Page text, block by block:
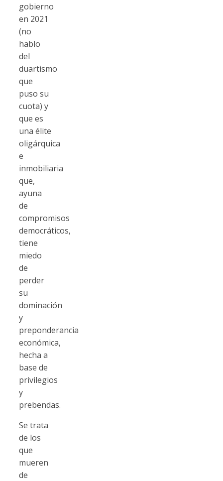
gobierno
en 2021
(no
hablo
del
duartismo
que
puso su
cuota) y
que es
una élite
oligárquica
e
inmobiliaria
que,
ayuna
de
compromisos
democráticos,
tiene
miedo
de
perder
su
dominación
y
preponderancia
económica,
hecha a
base de
privilegios
y
prebendas.
Se trata
de los
que
mueren
de